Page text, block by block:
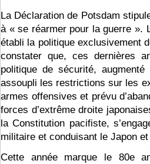
La Déclaration de Potsdam
à « se réarmer pour la guerre ».
établi la politique exclusivement
constater que, ces dernières
politique de sécurité,
assoupli les restrictions sur les
armes offensives et prévu
forces d’extrême droite
la Constitution pacifiste,
militaire et conduisant le Japon
Cette année marque le 80e